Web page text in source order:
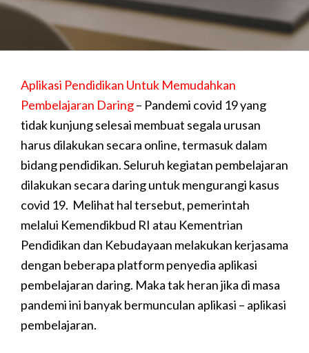
Aplikasi Pendidikan Untuk Memudahkan
Pembelajaran Daring– Pandemi covid 19 yang
tidak kunjung selesai membuat segala urusan
harus dilakukan secara online, termasuk dalam
bidang pendidikan. Seluruh kegiatan pembelajaran
dilakukan secara daring untuk mengurangi kasus
covid 19. Melihat hal tersebut, pemerintah
melalui Kemendikbud RI atau Kementrian
Pendidikan dan Kebudayaan melakukan kerjasama
dengan beberapa platform penyedia aplikasi
pembelajaran daring. Maka tak heran jika di masa
pandemi ini banyak bermunculan aplikasi – aplikasi
pembelajaran.